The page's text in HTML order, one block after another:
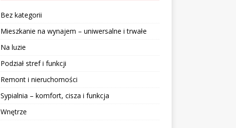
Bez kategorii
Mieszkanie na wynajem – uniwersalne i trwałe
Na luzie
Podział stref i funkcji
Remont i nieruchomości
Sypialnia – komfort, cisza i funkcja
Wnętrze